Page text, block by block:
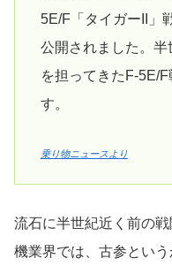
5E/F「タイガーII」
公開されました。
を担ってきたF-5E/
す。
乗り物ニュースより
流石に半世紀近く前の
機業界では、古参という